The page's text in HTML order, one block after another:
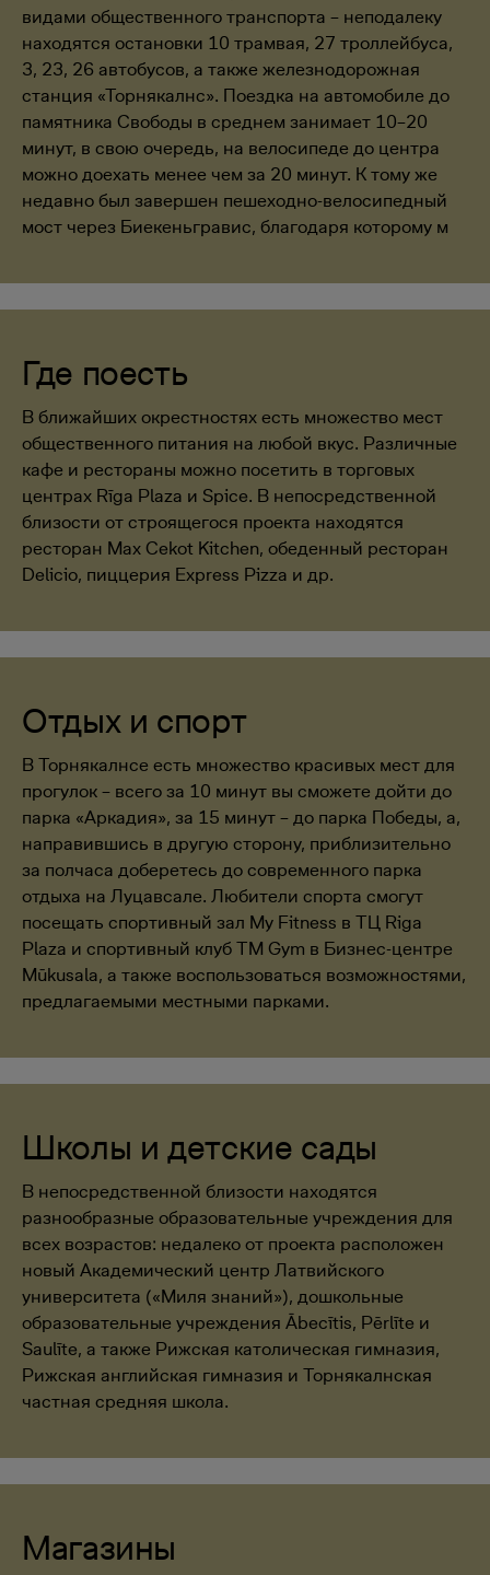
видами общественного транспорта – неподалеку
находятся остановки 10 трамвая, 27 троллейбуса,
3, 23, 26 автобусов, а также железнодорожная
станция «Торнякалнс». Поездка на автомобиле до
памятника Свободы в среднем занимает 10–20
минут, в свою очередь, на велосипеде до центра
можно доехать менее чем за 20 минут. К тому же
недавно был завершен пешеходно-велосипедный
мост через Биекеньгравис, благодаря которому м
Где поесть
В ближайших окрестностях есть множество мест
общественного питания на любой вкус. Различные
кафе и рестораны можно посетить в торговых
центрах Rīga Plaza и Spice. В непосредственной
близости от строящегося проекта находятся
ресторан Max Cekot Kitchen, обеденный ресторан
Delicio, пиццерия Express Pizza и др.
Отдых и спорт
В Торнякалнсе есть множество красивых мест для
прогулок – всего за 10 минут вы сможете дойти до
парка «Аркадия», за 15 минут – до парка Победы, а,
направившись в другую сторону, приблизительно
за полчаса доберетесь до современного парка
отдыха на Луцавсале. Любители спорта смогут
посещать спортивный зал My Fitness в ТЦ Riga
Plaza и спортивный клуб TM Gym в Бизнес-центре
Mūkusala, а также воспользоваться возможностями,
предлагаемыми местными парками.
Школы и детские сады
В непосредственной близости находятся
разнообразные образовательные учреждения для
всех возрастов: недалеко от проекта расположен
новый Академический центр Латвийского
университета («Миля знаний»), дошкольные
образовательные учреждения Ābecītis, Pērlīte и
Saulīte, а также Рижская католическая гимназия,
Рижская английская гимназия и Торнякалнская
частная средняя школа.
Магазины